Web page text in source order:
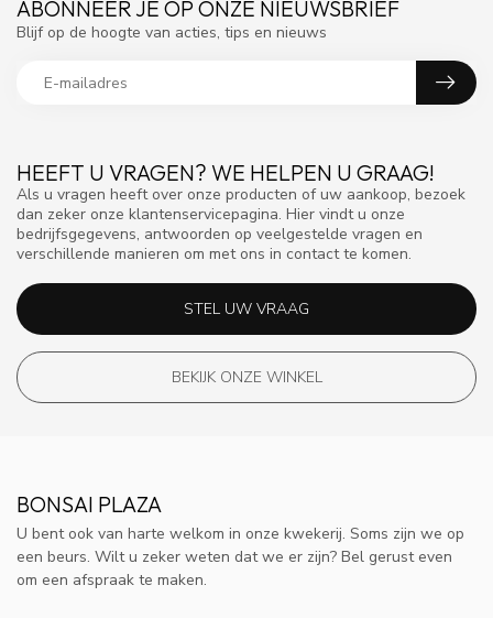
HEEFT U VRAGEN? WE HELPEN U GRAAG!
Als u vragen heeft over onze producten of uw aankoop, bezoek
dan zeker onze klantenservicepagina. Hier vindt u onze
bedrijfsgegevens, antwoorden op veelgestelde vragen en
verschillende manieren om met ons in contact te komen.
STEL UW VRAAG
BEKIJK ONZE WINKEL
ABONNEER JE OP ONZE NIEUWSBRIEF
Blijf op de hoogte van acties, tips en nieuws
BONSAI PLAZA
U bent ook van harte welkom in onze kwekerij. Soms zijn we op
een beurs. Wilt u zeker weten dat we er zijn? Bel gerust even
om een afspraak te maken.